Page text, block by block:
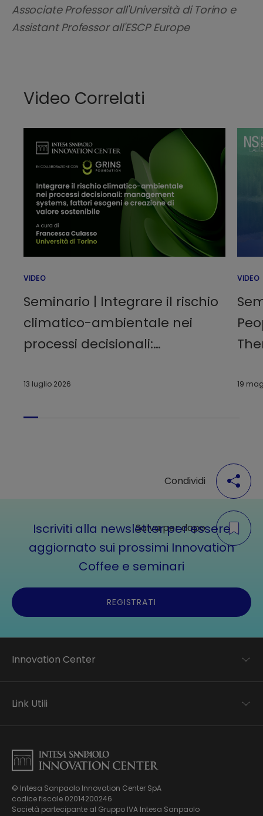
Associate Professor all'Università di Torino e
Assistant Professor all'ESCP Europe
Video Correlati
VIDEO
Seminario | Integrare il rischio
climatico-ambientale nei
processi decisionali:
esogeni e creazione di valore
13 luglio 2026
VIDEO
19
Condividi
Salva per dopo
Iscriviti alla newsletter per essere
aggiornato sui prossimi Innovation
Coffee e seminari
REGISTRATI
© Intesa Sanpaolo Innovation Center SpA
codice fiscale 02014200246
Società partecipante al Gruppo IVA Intesa Sanpaolo
Innovation Center
Applied research
Business transformation
Chi siamo
News ed Eventi
Link Utili
Informativa Privacy
Informativa Privacy Careers
Privacy e Cookie Policy
Mappa del sito
Whistleblowing